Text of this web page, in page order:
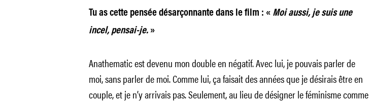
Tu as cette pensée désarçonnante dans le film : « Moi aussi, je suis une
incel, pensai-je.»
Anathematic est devenu mon double en négatif. Avec lui, je pouvais parler de
moi, sans parler de moi. Comme lui, ça faisait des années que je désirais être en
couple, et je n’y arrivais pas. Seulement, au lieu de désigner le féminisme comme